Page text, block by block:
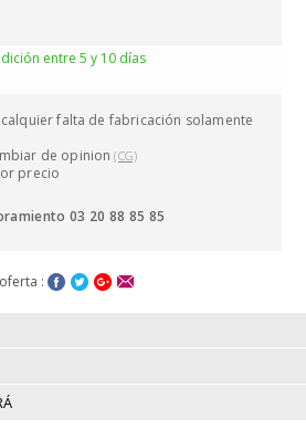
entre 5 y 10 días
falta de fabricación solamente
de opinion(CG)
precio
03 20 88 85 85
: